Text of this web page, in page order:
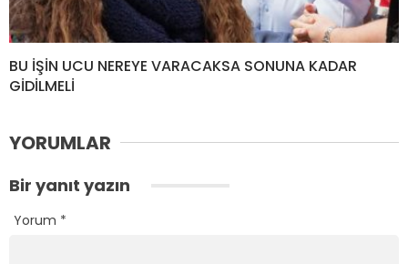
BU İŞİN UCU NEREYE VARACAKSA SONUNA KADAR
GİDİLMELİ
YORUMLAR
Bir yanıt yazın
Yorum *